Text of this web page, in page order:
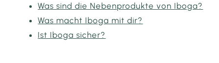
Was sind die Nebenprodukte von Iboga?
Was macht Iboga mit dir?
Ist Iboga sicher?